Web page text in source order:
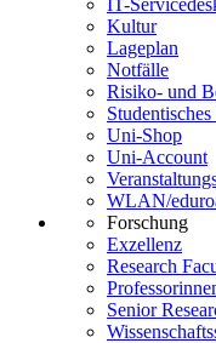
Kultur
Lageplan
Notfälle
Risiko- und
Uni-Shop
Uni-Account
WLAN/
Forschung
Exzellenz
Research
Senior